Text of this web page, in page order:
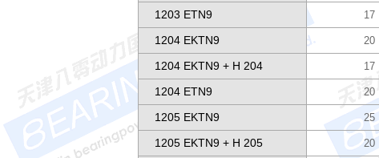
1203 ETN9 17
1204 EKTN9 20
1204 EKTN9 + H 204 17
1204 ETN9 20
1205 EKTN9 25
1205 EKTN9 + H 205 20